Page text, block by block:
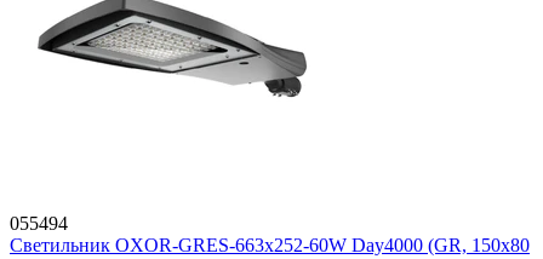
055494
Светильник OXOR-GRES-663х252-60W Day4000 (GR, 150x80